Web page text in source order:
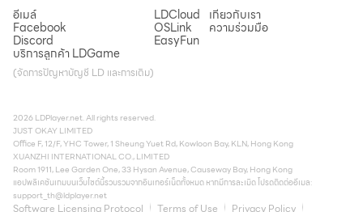
อีเมล์
Facebook
Discord
บริการลูกค้า LDGame
(จัดการปัญหาบัญชี LD และการเติม)
LDCloud
OSLink
EasyFun
เกี่ยวกับเรา
ความร่วมมือ
2026 LDPlayer.net. All rights reserved.
JUST OKAY LIMITED
Office F, 12/F, YHC Tower, 1 Sheung Yuet Rd, Kowloon Bay, KLN, Hong Kong
XUANZHI INTERNATIONAL CO., LIMITED
Room 1911, Lee Garden One, 33 Hysan Avenue, Causeway Bay, Hong Kong
แอปพลิเคชันเกมบนเว็บไซต์นี้รวบรวมจากอินเทอร์เน็ตทั้งหมด หากมีการละเมิด โปรดติดต่ออีเมล:
support_th@ldplayer.net
Software Licensing Protocol Terms of Use Privacy Policy